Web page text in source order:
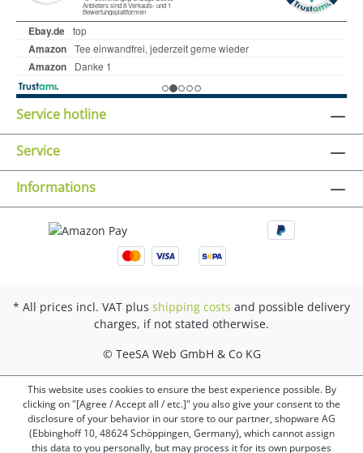
Service hotline
Service
Informations
* All prices incl. VAT plus shipping costs and possible delivery
charges, if not stated otherwise.
© TeeSA Web GmbH & Co KG
This website uses cookies to ensure the best experience possible. By
clicking on "[Agree / Accept all / etc.]" you also give your consent to the
disclosure of your behavior in our store to our partner, shopware AG
(Ebbinghoff 10, 48624 Schöppingen, Germany), which cannot assign
this data to you personally, but may process it for its own purposes